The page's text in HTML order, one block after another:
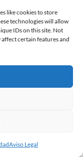
like cookies to store
technologies will allow
IDs on this site. Not
certain features and
Aviso Legal
ideology”
che Penny Polar
ha raccontato alle
due mamme. E
ancora più